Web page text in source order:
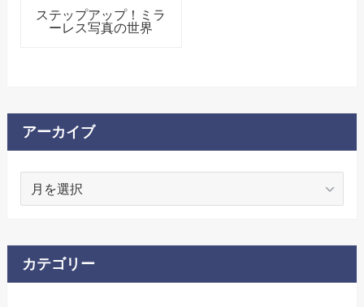
ステップアップ！ミラ
ーレス写真の世界
アーカイブ
ブ
カテゴリー